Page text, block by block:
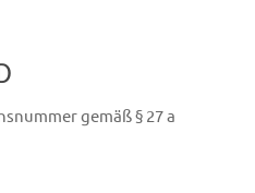
gemäß § 27 a